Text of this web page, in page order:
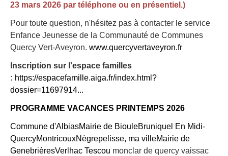
23 mars 2026 par téléphone ou en présentiel.)
Pour toute question, n'hésitez pas à contacter le service
Enfance Jeunesse de la Communauté de Communes
Quercy Vert-Aveyron. www.quercyvertaveyron.fr
Inscription sur l'espace familles
: https://espacefamille.aiga.fr/index.html?
dossier=11697914...
PROGRAMME VACANCES PRINTEMPS 2026
Commune d'AlbiasMairie de BiouleBruniquel En Midi-
QuercyMontricouxNègrepelisse, ma villeMairie de
GenebrièresVerlhac Tescou monclar de quercy vaissac